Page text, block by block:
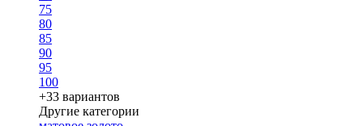
75
80
85
90
95
100
+33 вариантов
Другие категории